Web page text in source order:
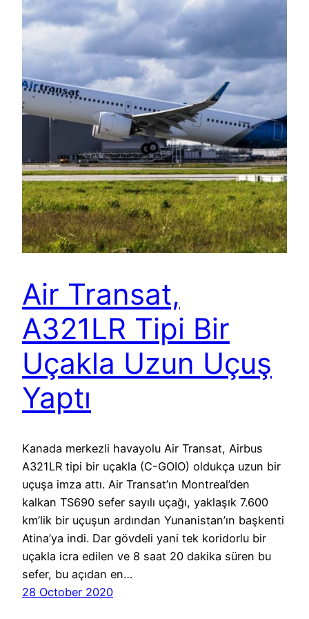
Air Transat,
A321LR Tipi Bir
Uçakla Uzun Uçuş
Yaptı
Kanada merkezli havayolu Air Transat, Airbus
A321LR tipi bir uçakla (C-GOIO) oldukça uzun bir
uçuşa imza attı. Air Transat’ın Montreal’den
kalkan TS690 sefer sayılı uçağı, yaklaşık 7.600
km’lik bir uçuşun ardından Yunanistan’ın başkenti
Atina’ya indi. Dar gövdeli yani tek koridorlu bir
uçakla icra edilen ve 8 saat 20 dakika süren bu
sefer, bu açıdan en…
28 October 2020